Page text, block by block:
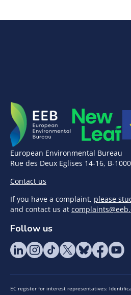
European Environmental Bureau
Rue des Deux Eglises 14-16, B-
Contact us
If you have a complaint, please
and contact us at
Follow us
EC register for interest representatives: